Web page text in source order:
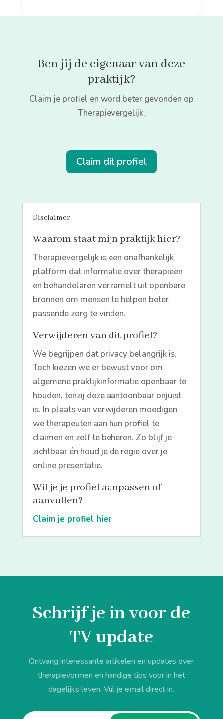
Ben jij de eigenaar van deze
praktijk?
Claim je profiel en word beter gevonden op
Therapievergelijk.
Claim dit profiel
Disclaimer
Waarom staat mijn praktijk hier?
Therapievergelijk is een onafhankelijk
platform dat informatie over therapieën
en behandelaren verzamelt uit openbare
bronnen om mensen te helpen beter
passende zorg te vinden.
Verwijderen van dit profiel?
We begrijpen dat privacy belangrijk is.
Toch kiezen we er bewust voor om
algemene praktijkinformatie openbaar te
houden, tenzij deze aantoonbaar onjuist
is. In plaats van verwijderen moedigen
we therapeuten aan hun profiel te
claimen en zelf te beheren. Zo blijf je
zichtbaar én houd je de regie over je
online presentatie.
Wil je je profiel aanpassen of
aanvullen?
Claim je profiel hier
Schrijf je in voor de
TV update
Ontvang interessante artikelen en updates over
therapievormen en handige tips voor in het
dagelijks leven. Vul je email direct in.